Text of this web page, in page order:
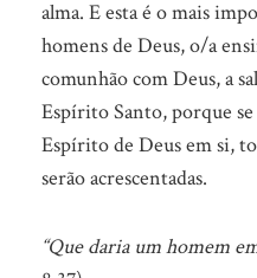
alma. E esta é o mais
homens de Deus, o/a
comunhão com Deus, a
Espírito Santo, porque
Espírito de Deus em si,
serão acrescentadas.
“Que daria um homem